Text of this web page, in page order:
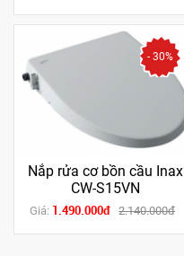
- 30%
Nắp rửa cơ bồn cầu Inax
CW-S15VN
Giá: 1.490.000đ 2.140.000đ